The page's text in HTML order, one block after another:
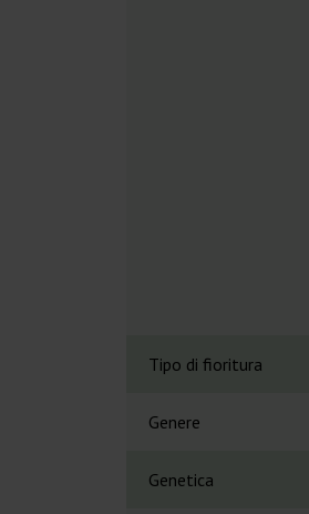
Tipo di fioritura
Genere
Genetica